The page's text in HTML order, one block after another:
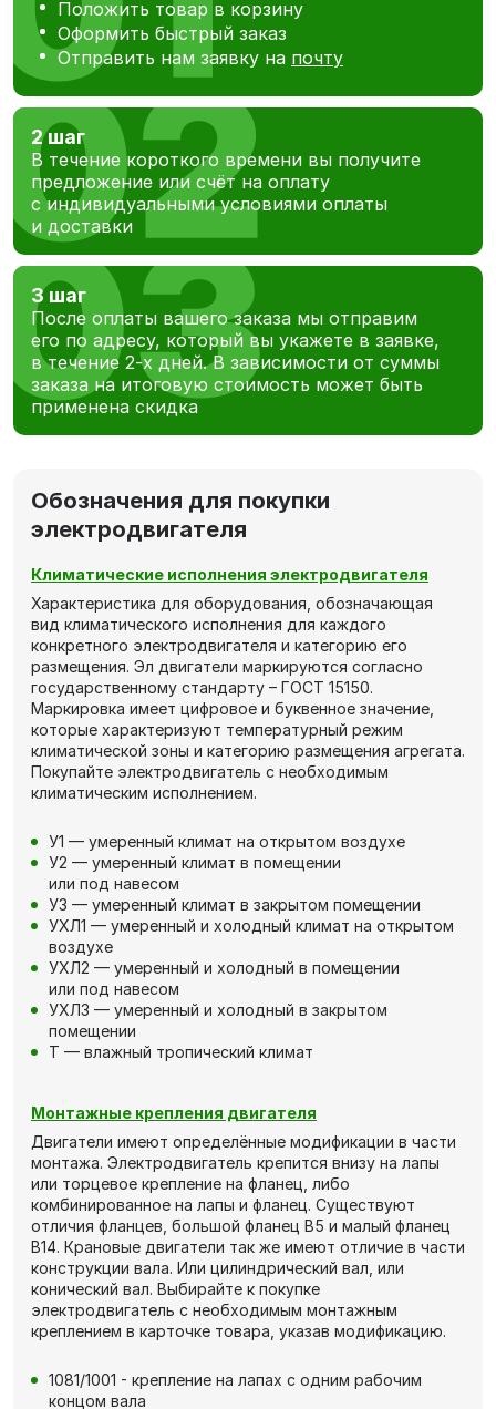
Положить товар в корзину
Оформить быстрый заказ
Отправить нам заявку на почту
2 шаг
В течение короткого времени вы получите
предложение или счёт на оплату
с индивидуальными условиями оплаты
и доставки
3 шаг
После оплаты вашего заказа мы отправим
его по адресу, который вы укажете в заявке,
в течение 2-х дней. В зависимости от суммы
заказа на итоговую стоимость может быть
применена скидка
Обозначения для покупки
электродвигателя
Климатические исполнения электродвигателя
Характеристика для оборудования, обозначающая
вид климатического исполнения для каждого
конкретного электродвигателя и категорию его
размещения. Эл двигатели маркируются согласно
государственному стандарту – ГОСТ 15150.
Маркировка имеет цифровое и буквенное значение,
которые характеризуют температурный режим
климатической зоны и категорию размещения агрегата.
Покупайте электродвигатель с необходимым
климатическим исполнением.
У1 — умеренный климат на открытом воздухе
У2 — умеренный климат в помещении
или под навесом
У3 — умеренный климат в закрытом помещении
УХЛ1 — умеренный и холодный климат на открытом
воздухе
УХЛ2 — умеренный и холодный в помещении
или под навесом
УХЛ3 — умеренный и холодный в закрытом
помещении
Т — влажный тропический климат
Монтажные крепления двигателя
Двигатели имеют определённые модификации в части
монтажа. Электродвигатель крепится внизу на лапы
или торцевое крепление на фланец, либо
комбинированное на лапы и фланец. Существуют
отличия фланцев, большой фланец В5 и малый фланец
В14. Крановые двигатели так же имеют отличие в части
конструкции вала. Или цилиндрический вал, или
конический вал. Выбирайте к покупке
электродвигатель с необходимым монтажным
креплением в карточке товара, указав модификацию.
1081/1001 - крепление на лапах с одним рабочим
концом вала